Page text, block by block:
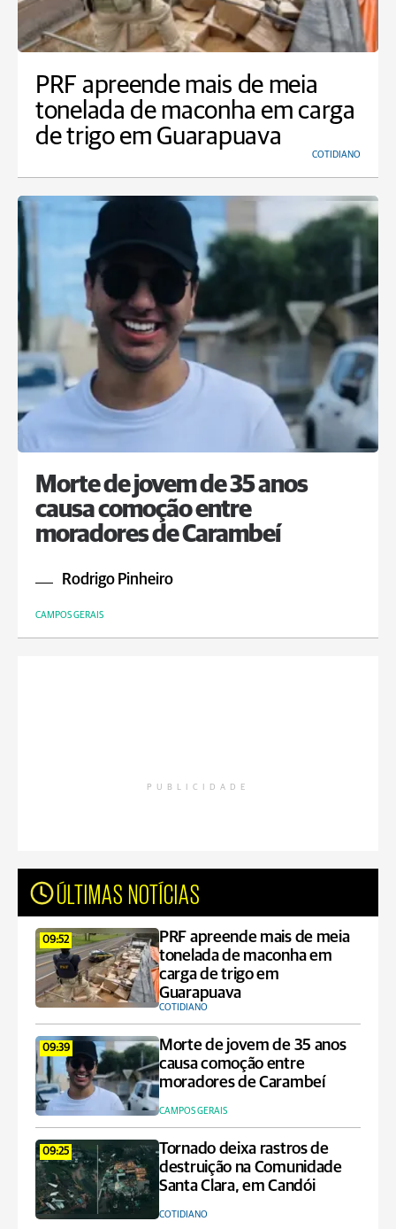
PRF apreende mais de meia
tonelada de maconha em carga
de trigo em Guarapuava
COTIDIANO
Morte de jovem de 35 anos
causa comoção entre
moradores de Carambeí
Rodrigo Pinheiro
CAMPOS GERAIS
PUBLICIDADE
ÚLTIMAS NOTÍCIAS
09:52
PRF apreende mais de meia
tonelada de maconha em
carga de trigo em
Guarapuava
COTIDIANO
09:39
Morte de jovem de 35 anos
causa comoção entre
moradores de Carambeí
CAMPOS GERAIS
09:25
Tornado deixa rastros de
destruição na Comunidade
Santa Clara, em Candói
COTIDIANO